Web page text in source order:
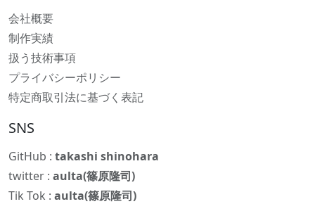
会社概要
制作実績
扱う技術事項
プライバシーポリシー
特定商取引法に基づく表記
SNS
GitHub : takashi shinohara
twitter : aulta(篠原隆司)
Tik Tok : aulta(篠原隆司)